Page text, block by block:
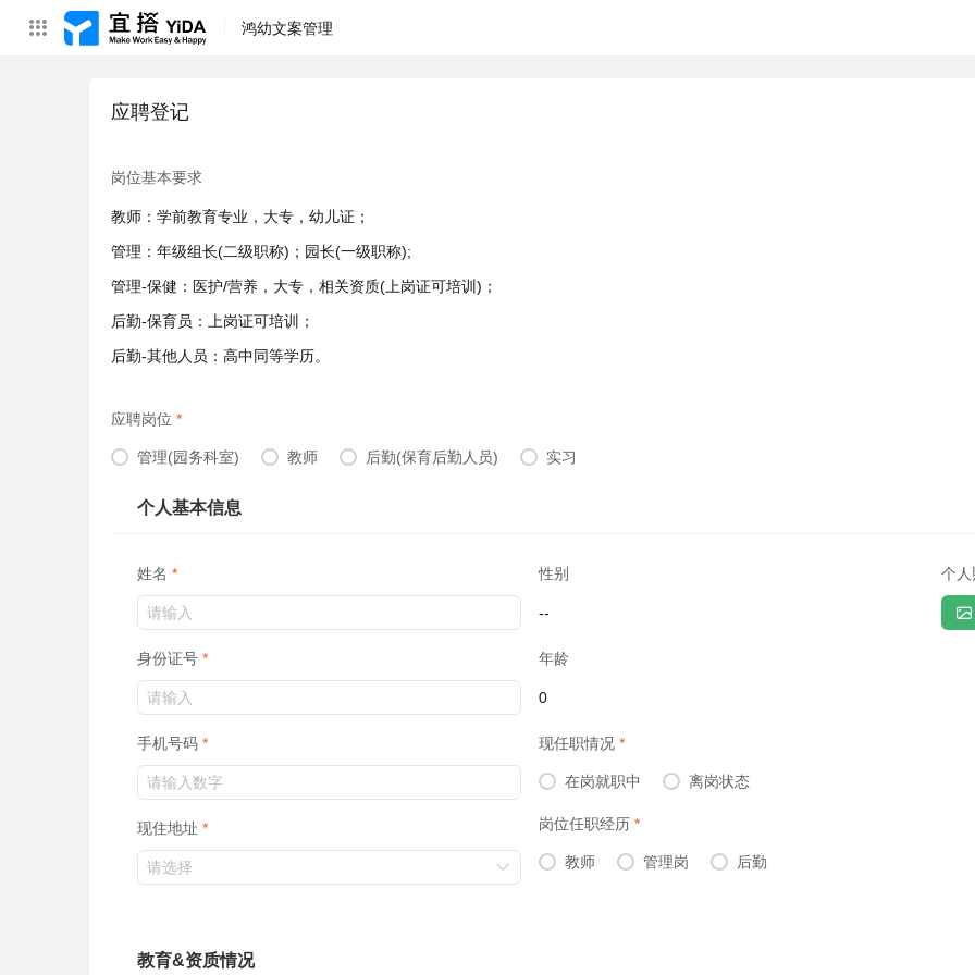
鸿幼文案管理
应聘登记
岗位基本要求
教师：学前教育专业，大专，幼儿证；
管理：年级组长(二级职称)；园长(一级职称);
管理-保健：医护/营养，大专，相关资质(上岗证可培训)；
后勤-保育员：上岗证可培训；
后勤-其他人员：高中同等学历。
应聘岗位
管理(园务科室) 教师 后勤(保育后勤人员) 实习
个人基本信息
姓名
身份证号
手机号码
现住地址
性别
--
年龄
0
现任职情况
在岗就职中 离岗状态
岗位任职经历
教师 管理岗 后勤
个人
教育&资质情况